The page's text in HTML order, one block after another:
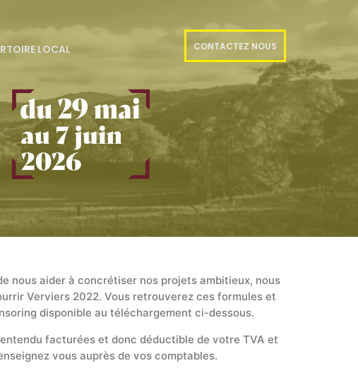
LOCAL CONTACTEZ NOUS
nous aider à concrétiser nos projets ambitieux, nous
Verviers 2022. Vous retrouverez ces formules et
disponible au téléchargement ci-dessous.
facturées et donc déductible de votre TVA et
vous auprès de vos comptables.